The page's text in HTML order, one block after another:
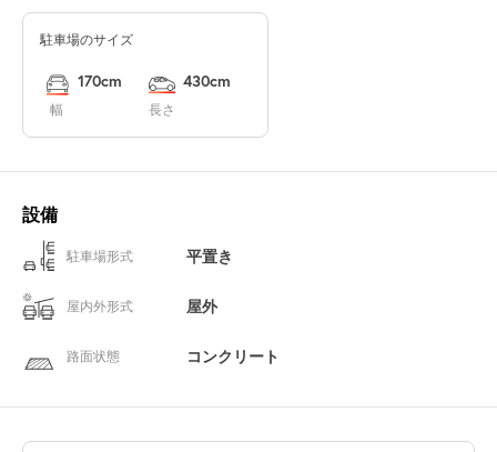
駐車場のサイズ
幅
170cm
長さ
430cm
設備
駐車場形式 平置き
屋内外形式 屋外
路面状態 コンクリート